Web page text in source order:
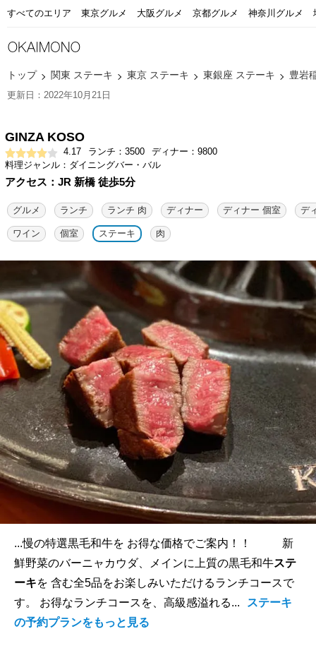
すべてのエリア 東京グルメ 大阪グルメ 京都グルメ 神奈川グルメ
トップ 関東 ステーキ 東京 ステーキ 東銀座 ステーキ 豊岩
更新日：2022年10月21日
GINZA KOSO
4.17 ランチ：3500
ディナー：9800
料理ジャンル：ダイニングバー・バル
アクセス：JR 新橋 徒歩5分
グルメ ランチ ランチ 肉 ディナー ディナー 個室 デ
ワイン 個室 ステーキ 肉
...慢の特選黒毛和牛を お得な価格でご案内！！ 新
鮮野菜のバーニャカウダ、メインに上質の黒毛和牛ステ
ーキを 含む全5品をお楽しみいただけるランチコースで
す。 お得なランチコースを、高級感溢れる...
ステーキ
の予約プランをもっと見る